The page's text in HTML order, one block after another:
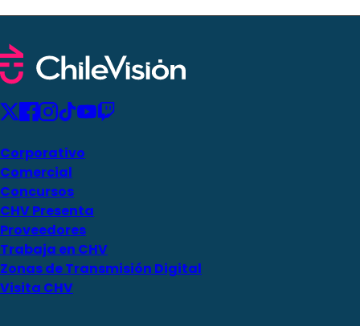
Corporativo
Comercial
Concursos
CHV Presenta
Proveedores
Trabaja en CHV
Zonas de Transmisión Digital
Visita CHV